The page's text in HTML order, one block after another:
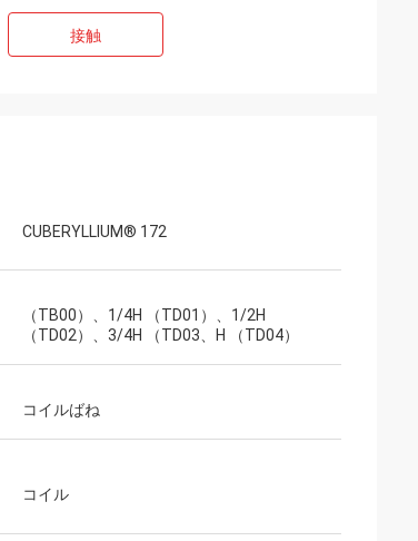
接触
CUBERYLLIUM® 172
（TB00）、1/4H （TD01）、1/2H
（TD02）、3/4H （TD03、H （TD04）
コイルばね
コイル